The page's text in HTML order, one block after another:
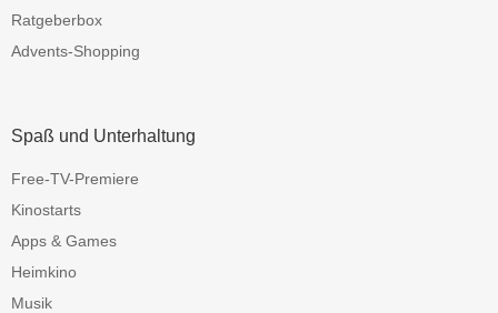
Ratgeberbox
Advents-Shopping
Spaß und Unterhaltung
Free-TV-Premiere
Kinostarts
Apps & Games
Heimkino
Musik